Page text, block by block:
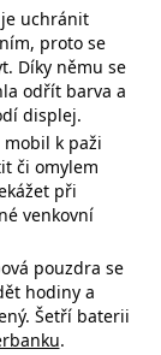
uchránit
proto se
Díky němu se
odřít barva a
displej.
k paži
či omylem
při
venkovní
pouzdra se
hodiny a
Šetří baterii
.